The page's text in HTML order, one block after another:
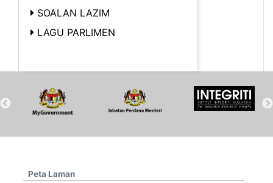
SOALAN LAZIM
LAGU PARLIMEN
Peta Laman